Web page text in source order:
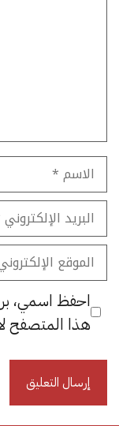
الاسم
البريد
الإلكتروني
الموقع
الإلكتروني
احفظ اسمي،
هذا المتصفح